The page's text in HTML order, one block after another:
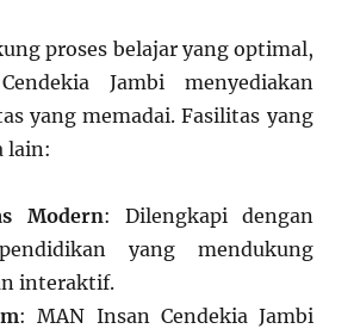
proses belajar yang optimal,
Jambi menyediakan
yang memadai. Fasilitas yang
lain:
Modern: Dilengkapi dengan
yang mendukung
interaktif.
: MAN Insan Cendekia Jambi